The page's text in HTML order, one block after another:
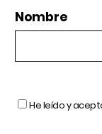
Nombre
He leído y